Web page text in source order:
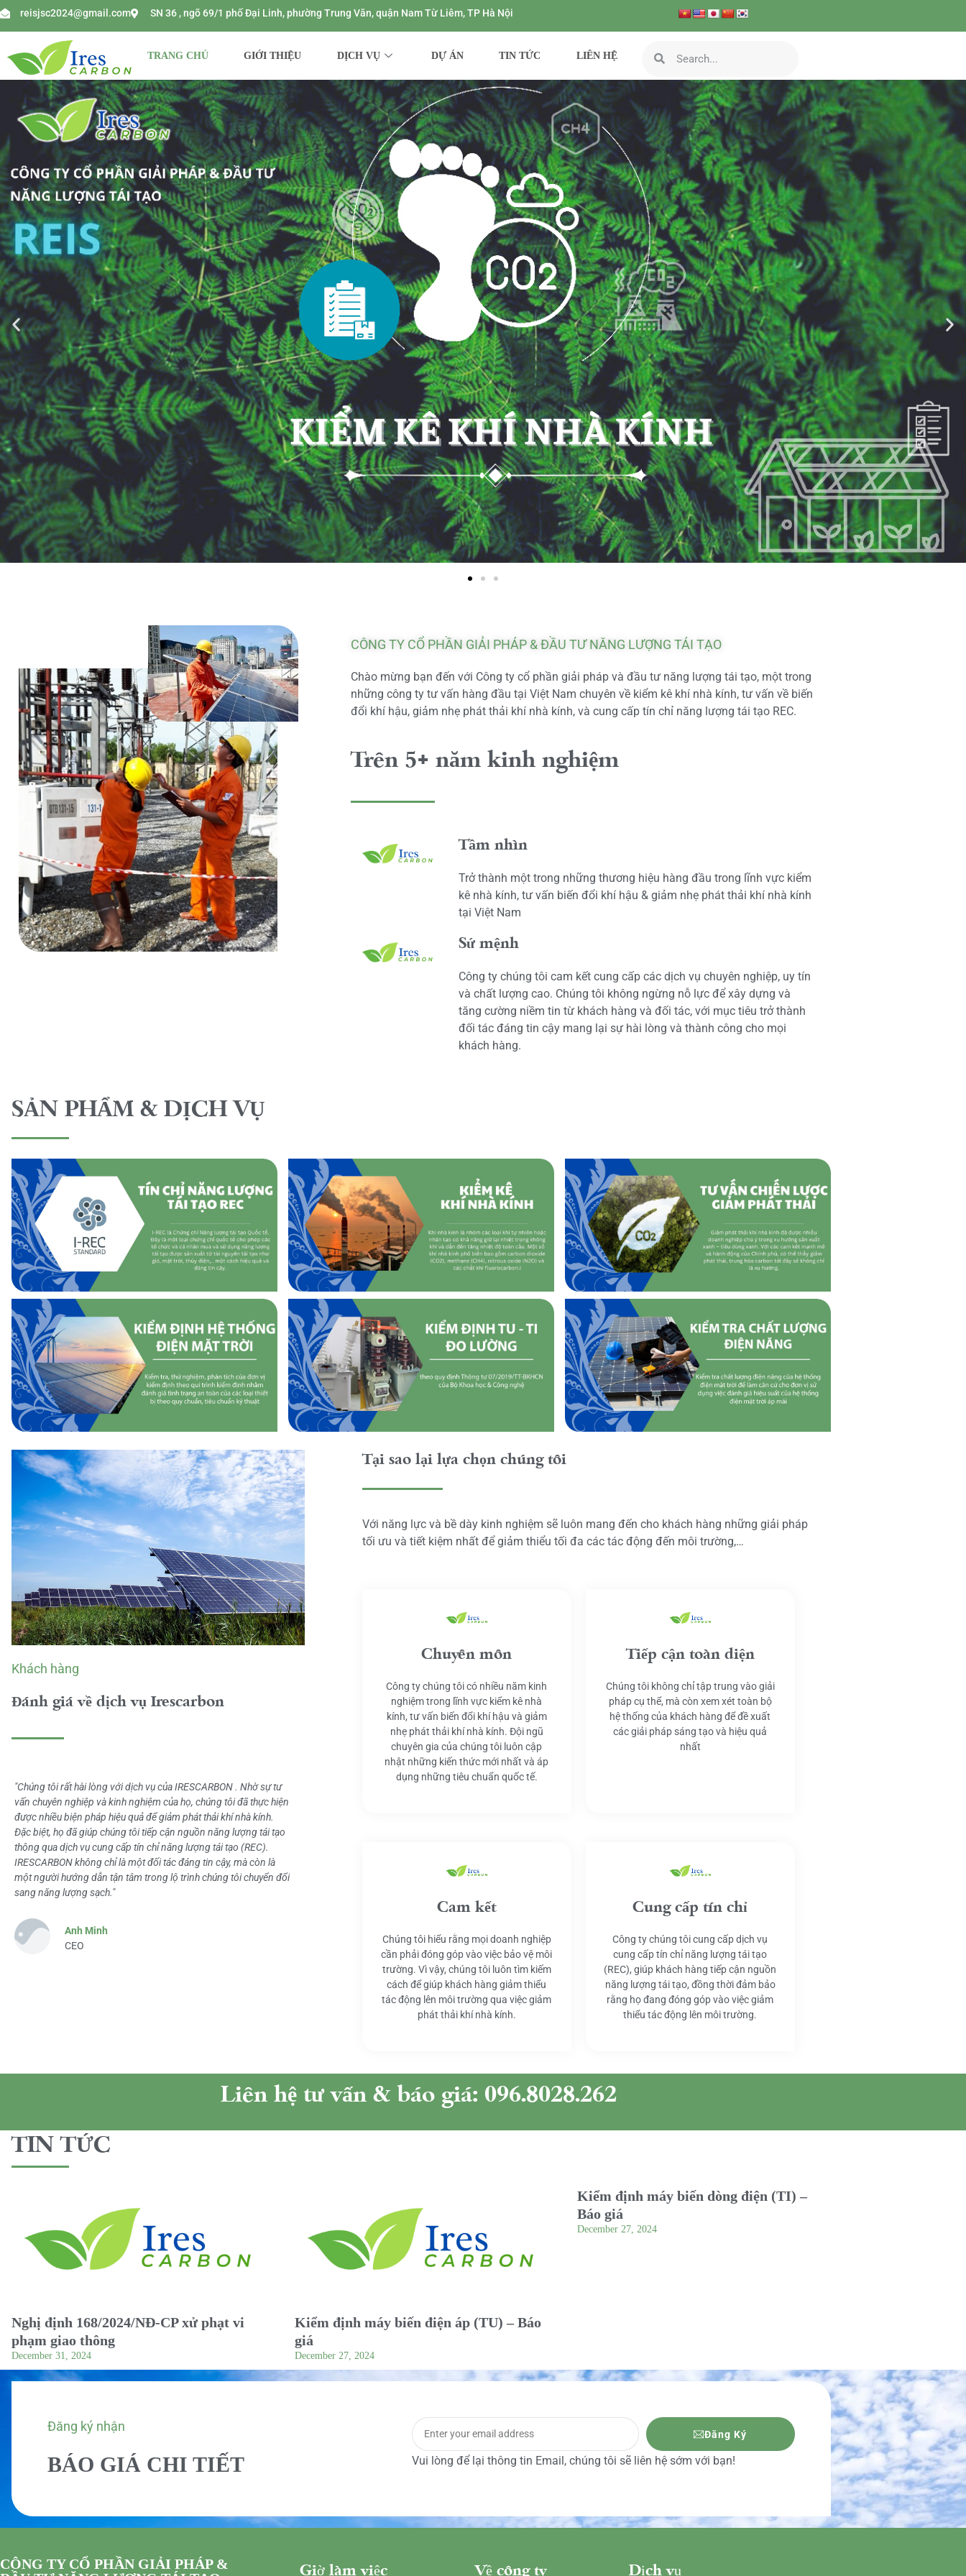
reisjsc2024@gmail.com SN 36 , ngõ 69/1 phố Đại Linh, phường Trung Văn, quận Nam Từ Liêm, TP Hà Nội
TRANG CHỦ GIỚI THIỆU DỊCH VỤ DỰ ÁN TIN TỨC LIÊN HỆ
CÔNG TY CỔ PHẦN GIẢI PHÁP & ĐẦU TƯ NĂNG LƯỢNG TÁI TẠO
Chào mừng bạn đến với Công ty cổ phần giải pháp và đầu tư năng lượng tái tạo, một trong
những công ty tư vấn hàng đầu tại Việt Nam chuyên về kiểm kê khí nhà kính, tư vấn về biến
đổi khí hậu, giảm nhẹ phát thải khí nhà kính, và cung cấp tín chỉ năng lượng tái tạo REC.
Trên 5+ năm kinh nghiệm
Tầm nhìn
Trở thành một trong những thương hiệu hàng đầu trong lĩnh vực kiểm
kê nhà kính, tư vấn biến đổi khí hậu & giảm nhẹ phát thải khí nhà kính
tại Việt Nam
Sứ mệnh
Công ty chúng tôi cam kết cung cấp các dịch vụ chuyên nghiệp, uy tín
và chất lượng cao. Chúng tôi không ngừng nỗ lực để xây dựng và
tăng cường niềm tin từ khách hàng và đối tác, với mục tiêu trở thành
đối tác đáng tin cậy mang lại sự hài lòng và thành công cho mọi
khách hàng.
SẢN PHẨM & DỊCH VỤ
Khách hàng
Đánh giá về dịch vụ Irescarbon
"Chúng tôi rất hài lòng với dịch vụ của IRESCARBON . Nhờ sự tư
vấn chuyên nghiệp và kinh nghiệm của họ, chúng tôi đã thực hiện
được nhiều biện pháp hiệu quả để giảm phát thải khí nhà kính.
Đặc biệt, họ đã giúp chúng tôi tiếp cận nguồn năng lượng tái tạo
thông qua dịch vụ cung cấp tín chỉ năng lượng tái tạo (REC).
IRESCARBON không chỉ là một đối tác đáng tin cậy, mà còn là
một người hướng dẫn tận tâm trong lộ trình chúng tôi chuyển đổi
sang năng lượng sạch."
Anh Minh
CEO
Tại sao lại lựa chọn chúng tôi
Với năng lực và bề dày kinh nghiệm sẽ luôn mang đến cho khách hàng những giải pháp
tối ưu và tiết kiệm nhất để giảm thiểu tối đa các tác động đến môi trường,…
Chuyên môn
Công ty chúng tôi có nhiều năm kinh
nghiệm trong lĩnh vực kiểm kê nhà
kính, tư vấn biến đổi khí hậu và giảm
nhẹ phát thải khí nhà kính. Đội ngũ
chuyên gia của chúng tôi luôn cập
nhật những kiến thức mới nhất và áp
dụng những tiêu chuẩn quốc tế.
Tiếp cận toàn diện
Chúng tôi không chỉ tập trung vào giải
pháp cụ thể, mà còn xem xét toàn bộ
hệ thống của khách hàng để đề xuất
các giải pháp sáng tạo và hiệu quả
nhất
Cam kết
Chúng tôi hiểu rằng mọi doanh nghiệp
cần phải đóng góp vào việc bảo vệ môi
trường. Vì vậy, chúng tôi luôn tìm kiếm
cách để giúp khách hàng giảm thiểu
tác động lên môi trường qua việc giảm
phát thải khí nhà kính.
Cung cấp tín chỉ
Công ty chúng tôi cung cấp dịch vụ
cung cấp tín chỉ năng lượng tái tạo
(REC), giúp khách hàng tiếp cận nguồn
năng lượng tái tạo, đồng thời đảm bảo
rằng họ đang đóng góp vào việc giảm
thiểu tác động lên môi trường.
Liên hệ tư vấn & báo giá: 096.8028.262
TIN TỨC
Nghị định 168/2024/NĐ-CP xử phạt vi
phạm giao thông
December 31, 2024
Kiểm định máy biến điện áp (TU) – Báo
giá
December 27, 2024
Kiểm định máy biến dòng điện (TI) –
Báo giá
December 27, 2024
Đăng ký nhận
BÁO GIÁ CHI TIẾT
Đăng Ký
Vui lòng để lại thông tin Email, chúng tôi sẽ liên hệ sớm với bạn!
CÔNG TY CỔ PHẦN GIẢI PHÁP &
Giờ làm việc Về công ty Dịch vụ